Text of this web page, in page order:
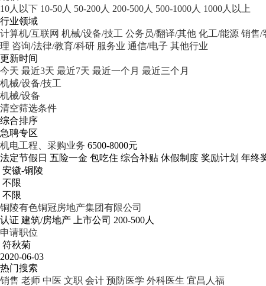
10人以下 10-50人 50-200人 200-500人 500-1000人 1000人以上
行业领域
计算机/互联网 机械/设备/技工 公务员/翻译/其他 化工/能源 销售/
理 咨询/法律/教育/科研 服务业 通信/电子 其他行业
更新时间
今天 最近3天 最近7天 最近一个月 最近三个月
机械/设备/技工
机械/设备
清空筛选条件
综合排序
急聘专区
机电工程、采购业务 6500-8000元
法定节假日 五险一金 包吃住 综合补贴 休假制度 奖励计划 年终
安徽-铜陵
不限
不限
铜陵有色铜冠房地产集团有限公司
认证 建筑/房地产 上市公司 200-500人
申请职位
符秋菊
2020-06-03
热门搜索
销售 老师 中医 文职 会计 预防医学 外科医生 宜昌人福